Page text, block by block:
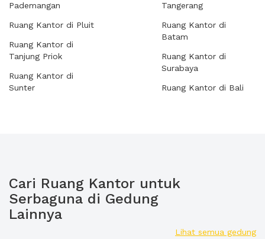
Pademangan
Ruang Kantor di Pluit
Ruang Kantor di
Tanjung Priok
Ruang Kantor di
Sunter
Tangerang
Ruang Kantor di
Batam
Ruang Kantor di
Surabaya
Ruang Kantor di Bali
Cari Ruang Kantor untuk
Serbaguna di Gedung
Lainnya
Lihat semua gedung